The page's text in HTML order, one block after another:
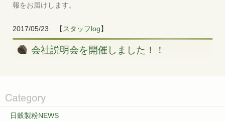
報をお届けします。
2017/05/23 【 スタッフlog】
会社説明会を開催しました！！
日穀製粉NEWS